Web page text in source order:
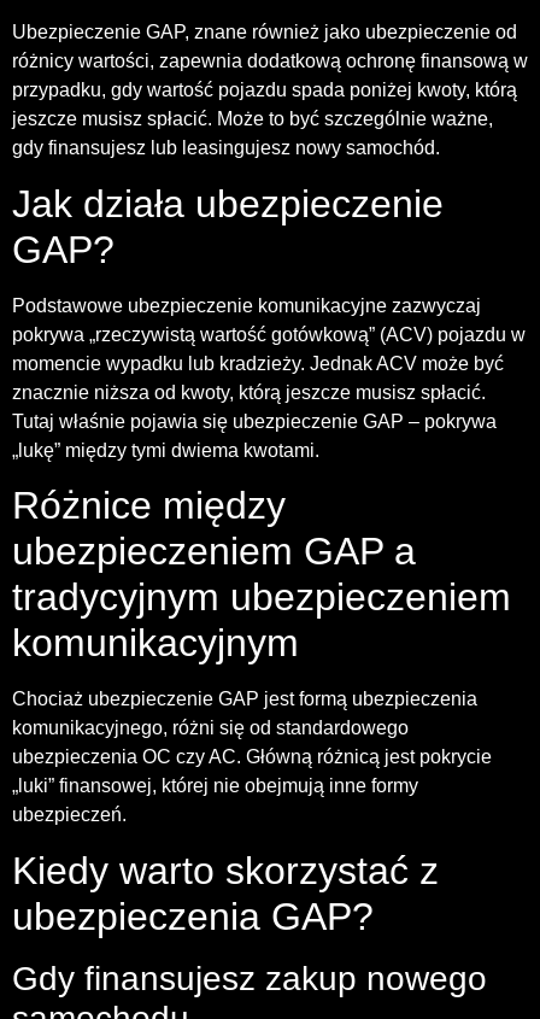
Ubezpieczenie GAP, znane również jako ubezpieczenie od
różnicy wartości, zapewnia dodatkową ochronę finansową w
przypadku, gdy wartość pojazdu spada poniżej kwoty, którą
jeszcze musisz spłacić. Może to być szczególnie ważne,
gdy finansujesz lub leasingujesz nowy samochód.
Jak działa ubezpieczenie
GAP?
Podstawowe ubezpieczenie komunikacyjne zazwyczaj
pokrywa „rzeczywistą wartość gotówkową” (ACV) pojazdu w
momencie wypadku lub kradzieży. Jednak ACV może być
znacznie niższa od kwoty, którą jeszcze musisz spłacić.
Tutaj właśnie pojawia się ubezpieczenie GAP – pokrywa
„lukę” między tymi dwiema kwotami.
Różnice między
ubezpieczeniem GAP a
tradycyjnym ubezpieczeniem
komunikacyjnym
Chociaż ubezpieczenie GAP jest formą ubezpieczenia
komunikacyjnego, różni się od standardowego
ubezpieczenia OC czy AC. Główną różnicą jest pokrycie
„luki” finansowej, której nie obejmują inne formy
ubezpieczeń.
Kiedy warto skorzystać z
ubezpieczenia GAP?
Gdy finansujesz zakup nowego